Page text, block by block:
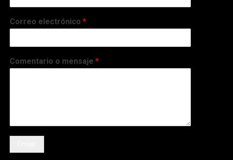
Correo electrónico *
Comentario o mensaje *